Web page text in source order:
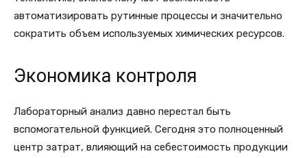
автоматизировать рутинные процессы и значительно
сократить объем используемых химических ресурсов.
Экономика контроля
Лабораторный анализ давно перестал быть
вспомогательной функцией. Сегодня это полноценный
центр затрат, влияющий на себестоимость продукции